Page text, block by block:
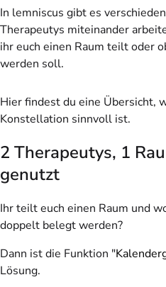
In lemniscus gibt es
Therapeutys miteinander
ihr euch einen Raum teilt oder
werden soll.
Hier findest du eine Übersicht,
Konstellation sinnvoll ist.
2 Therapeutys, 1
genutzt
Ihr teilt euch einen Raum und
doppelt belegt werden?
Dann ist die Funktion "
Lösung.